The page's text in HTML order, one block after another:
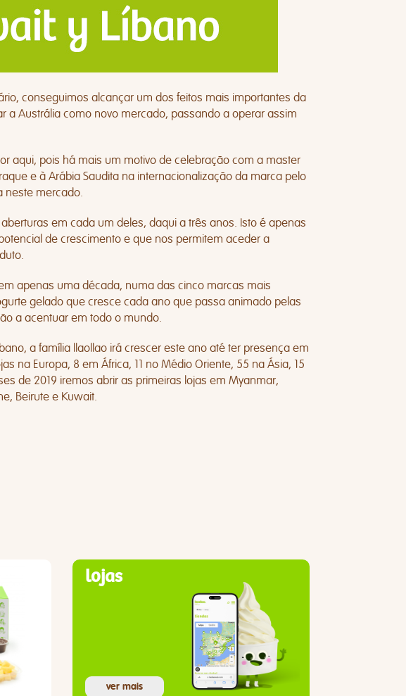
conseguimos alcançar um dos feitos mais importantes da
a Austrália como novo mercado, passando a operar assim
aqui, pois há mais um motivo de celebração com a master
e à Arábia Saudita na internacionalização da marca pelo
neste mercado.
em cada um deles, daqui a três anos. Isto é apenas
de crescimento e que nos permitem aceder a
apenas uma década, numa das cinco marcas mais
gelado que cresce cada ano que passa animado pelas
a acentuar em todo o mundo.
a família llaollao irá crescer este ano até ter presença em
na Europa, 8 em África, 11 no Médio Oriente, 55 na Ásia, 15
de 2019 iremos abrir as primeiras lojas em Myanmar,
Beirute e Kuwait.
lojas
ver mais